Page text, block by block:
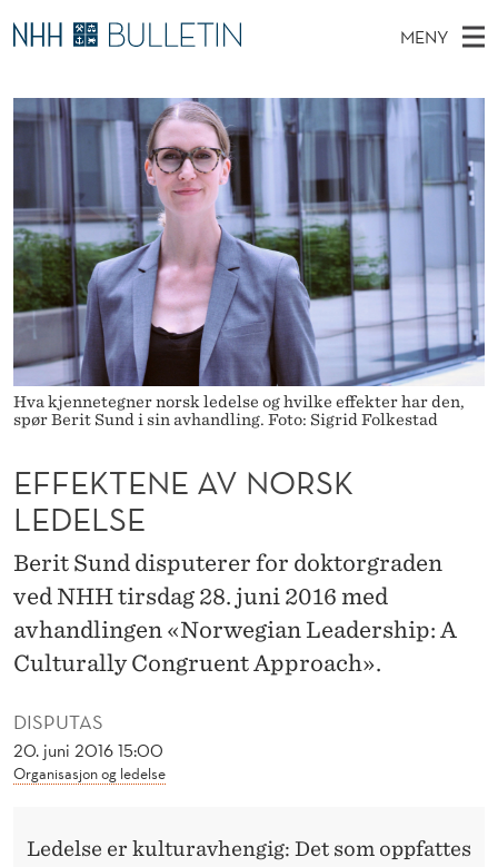
E
F
F
E
K
T
E
N
A
V
N
O
R
S
K
L
E
D
MENY
O
V
D
M
E
N
Ø
K
T
S
T
E
D
E
T
Stipendiater og nye forskerprofiler
Disputaser
Ekspertutvalg
Om Bulletin
Hva kjennetegner norsk ledelse og hvilke effekter har den,
spør Berit Sund i sin avhandling. Foto: Sigrid Folkestad
DISPUTAS
20. juni 2016 15:00
Organisasjon og ledelse
EFFEKTENE AV NORSK
LEDELSE
Berit Sund disputerer for doktorgraden
ved NHH tirsdag 28. juni 2016 med
avhandlingen «Norwegian Leadership: A
Culturally Congruent Approach».
Ledelse er kulturavhengig: Det som oppfattes